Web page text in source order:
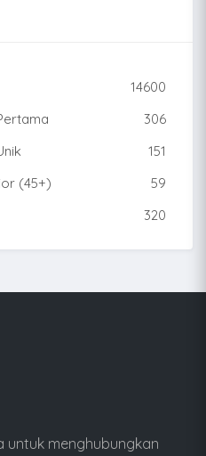
14600
306
151
(45+)
59
320
untuk menghubungkan